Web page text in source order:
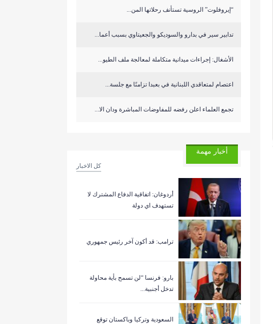
“إيروفلوت” الروسية تستأنف رحلاتها المن...
تدابير سير في بدارو والسوديكو والجعيتاوي بسبب أعما...
الأشغال: إجراءات ميدانية متكاملة لمعالجة ملف الطيو...
اعتصام لمتعاقدي اللبنانية في بعبدا تزامنًا مع جلسة...
تجمع العلماء اعلن رفضه للمفاوضات المباشرة ودان الا...
أخبار مهمة
كل الاخبار
أردوغان: اتفاقية الدفاع المشترك لا
تستهدف اي دولة
ترامب: قد أكون آخر رئيس جمهوري
بارو: فرنسا “لن تسمح بأية محاولة
تدخل أجنبية...
السعودية وتركيا وباكستان توقع